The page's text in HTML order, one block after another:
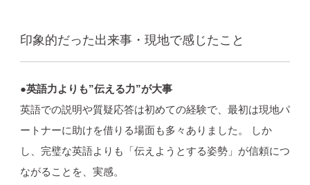
印象的だった出来事・現地で感じたこと
●英語力よりも”伝える力”が大事
英語での説明や質疑応答は初めての経験で、最初は現地パ
ートナーに助けを借りる場面も多々ありました。 しか
し、完璧な英語よりも「伝えようとする姿勢」が信頼につ
ながることを、実感。